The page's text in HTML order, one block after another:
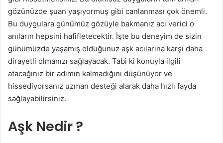
gözünüzde şuan yaşıyormuş gibi canlanması çok önemli.
Bu duygulara günümüz gözüyle bakmanız acı verici o
anıların hepsini hafifletecektir. İşte bu deneyim de sizin
günümüzde yaşamış olduğunuz aşk acılarına karşı daha
dirayetli olmanızı sağlayacak. Tabi ki konuyla ilgili
atacağınız bir adımın kalmadığını düşünüyor ve
hissediyorsanız uzman desteği alarak daha hızlı fayda
sağlayabilirsiniz.
Aşk Nedir ?